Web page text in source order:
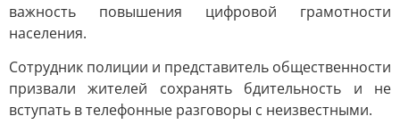
важность повышения цифровой грамотности
населения.
Сотрудник полиции и представитель общественности
призвали жителей сохранять бдительность и не
вступать в телефонные разговоры с неизвестными.